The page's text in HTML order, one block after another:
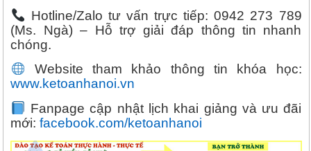
Hotline/Zalo tư vấn trực tiếp: 0942 273 789
(Ms. Ngà) – Hỗ trợ giải đáp thông tin nhanh
chóng.
Website tham khảo thông tin khóa học:
www.ketoanhanoi.vn
Fanpage cập nhật lịch khai giảng và ưu đãi
mới:facebook.com/ketoanhanoi